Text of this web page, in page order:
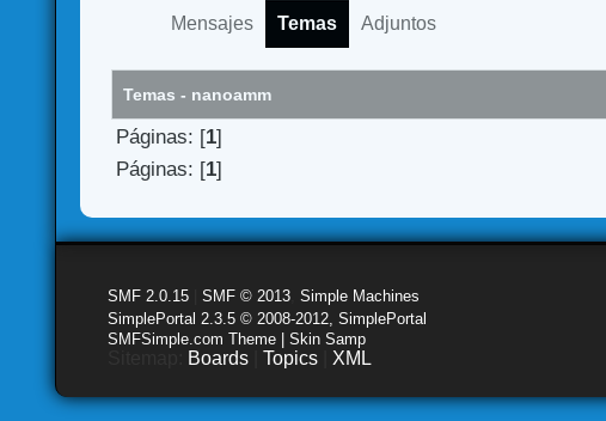
Mensajes Temas Adjuntos
Temas - nanoamm
Páginas: [1]
Páginas: [1]
SMF 2.0.15 |SMF © 2013 ,Simple Machines
SimplePortal 2.3.5 © 2008-2012, SimplePortal
SMFSimple.com Theme | Skin Samp
Boards |Topics XML